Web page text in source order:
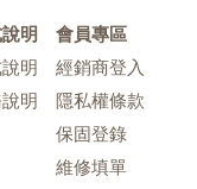
明
明
明
會員專區
經銷商登入
隱私權條款
保固登錄
維修填單